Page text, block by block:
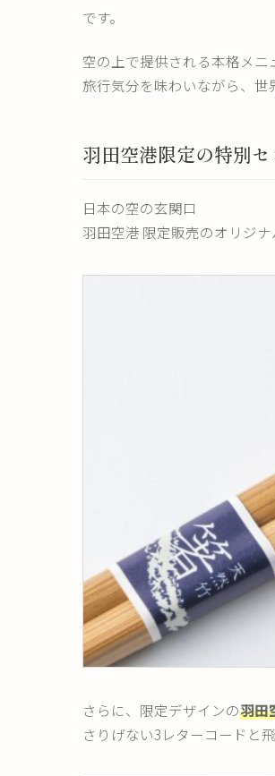
です。
空の上で提供される本格メニ
旅行気分を味わいながら、世
羽田空港限定の特別セ
日本の空の玄関口
羽田空港 限定販売のオリジナ
さらに、限定デザインの羽田
さりげない3レターコードと